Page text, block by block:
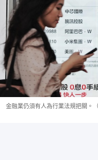
金融業仍須有人為行業法規把關。